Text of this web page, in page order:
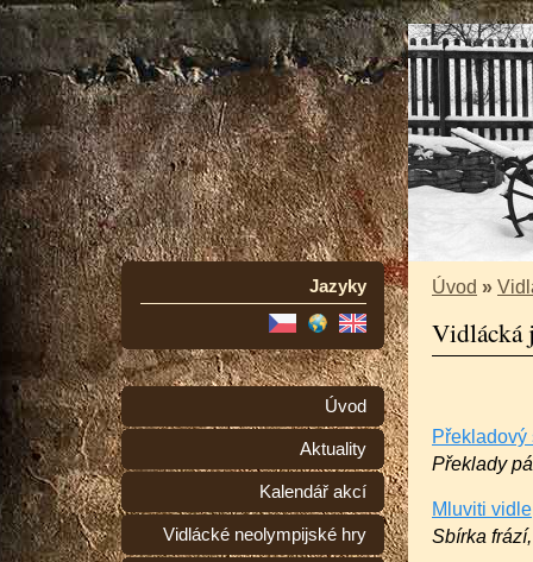
Jazyky
Úvod
Aktuality
Kalendář akcí
Vidlácké neolympijské hry
Úvod »
Vidlácká
Překlady
Mluviti
Sbírka